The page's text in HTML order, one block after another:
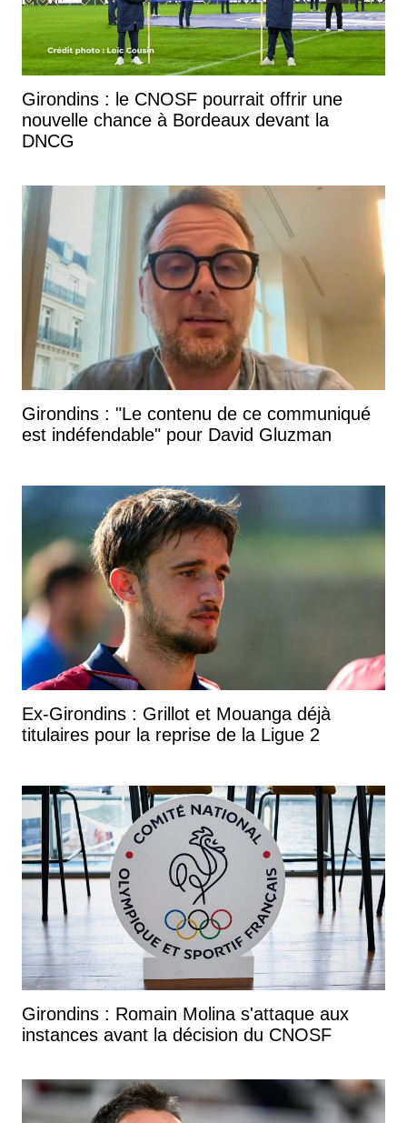
Girondins : le CNOSF pourrait offrir une
nouvelle chance à Bordeaux devant la
DNCG
Girondins : "Le contenu de ce communiqué
est indéfendable" pour David Gluzman
Ex-Girondins : Grillot et Mouanga déjà
titulaires pour la reprise de la Ligue 2
Girondins : Romain Molina s'attaque aux
instances avant la décision du CNOSF